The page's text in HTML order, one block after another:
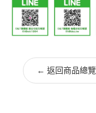
← 返回商品總覽